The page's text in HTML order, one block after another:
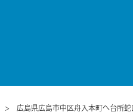
広島県広島市中区舟入本町へ台所蛇